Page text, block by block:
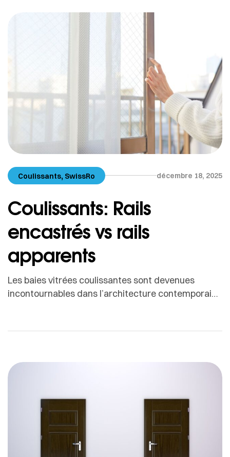
façade, elle donne immédiatement le ton de
Coulissants, SwissRo décembre 18, 2025
Coulissants: Rails
encastrés vs rails
apparents
Les baies vitrées coulissantes sont devenues
incontournables dans l’architecture contemporaine
Mais au moment de choisir un coulissant, une
fortement influencer le rendu final : rail encastré ou
rail apparent ? À première vue, la […]